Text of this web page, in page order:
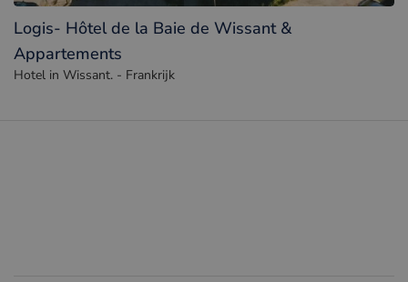
Logis- Hôtel de la Baie de Wissant &
Appartements
Hotel in Wissant. - Frankrijk